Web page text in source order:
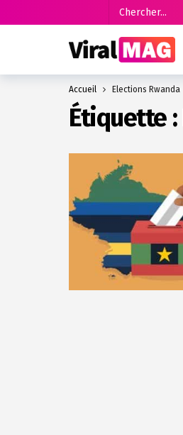
Accueil Élections Rwanda
Étiquette :